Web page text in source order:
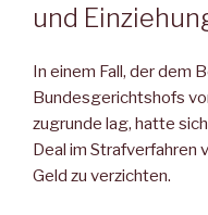
und
In einem Fall, der dem
Bundesgerichtshofs
zugrunde lag, hatte
Deal im
Geld zu verzichten.